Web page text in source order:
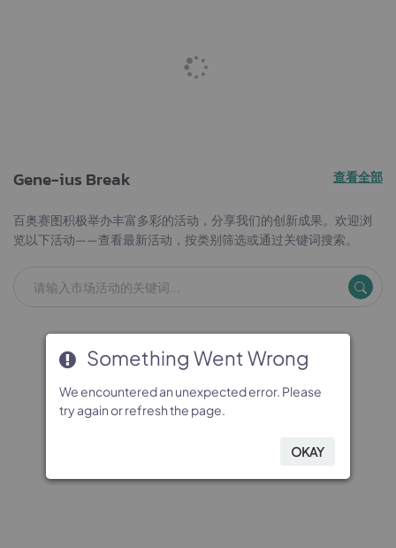
Gene-ius Break 查看全部
百奥赛图积极举办丰富多彩的活动，分享我们的创新成果。欢迎浏
览以下活动——查看最新活动，按类别筛选或通过关键词搜索。
Something Went Wrong
We encountered an unexpected error. Please
try again or refresh the page.
OKAY
Something Went Wrong
We encountered an unexpected error. Please
try again or refresh the page.
OKAY
Something Went Wrong
We encountered an unexpected error. Please
try again or refresh the page.
OKAY
Something Went Wrong
We encountered an unexpected error. Please
try again or refresh the page.
OKAY